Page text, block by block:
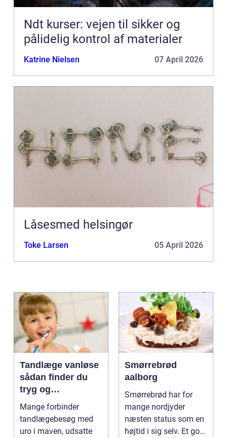
Ndt kurser: vejen til sikker og
pålidelig kontrol af materialer
Katrine Nielsen 07 April 2026
Låsesmed helsingør
Toke Larsen 05 April 2026
Tandlæge vanløse
sådan finder du
tryg og
professionel
tandpleje
Mange forbinder
tandlægebesøg med
uro i maven, udsatte
Smørrebrød
aalborg
Smørrebrød har for
mange nordjyder
næsten status som en
højtid i sig selv. Et godt